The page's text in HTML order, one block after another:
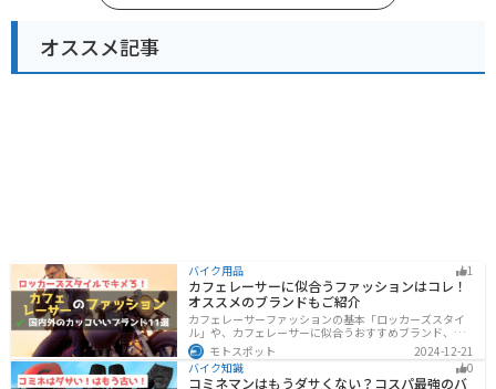
オススメ記事
バイク用品 1
カフェレーサーに似合うファッションはコレ！
オススメのブランドもご紹介
カフェレーサーファッションの基本「ロッカーズスタイ
ル」や、カフェレーサーに似合うおすすめブランド、定
番アイテムを詳しく紹介。個性を引き立てるコーデのコ
ツや季節に合ったアイテム選び、愛車とのマッチング方
法も解説します。
モトスポット
2024-12-21
バイク知識
0
コミネマンはもうダサくない？コスパ最強のバ